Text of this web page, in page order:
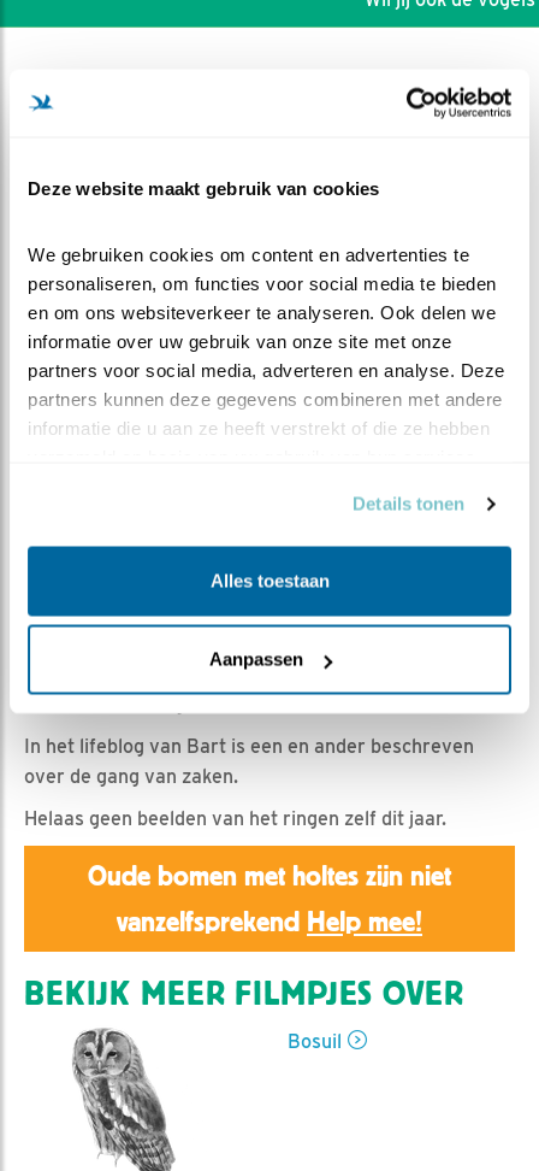
Deze website maakt gebruik van cookies
We gebruiken cookies om content en advertenties te
personaliseren, om functies voor social media te bieden
en om ons websiteverkeer te analyseren. Ook delen we
informatie over uw gebruik van onze site met onze
partners voor social media, adverteren en analyse. Deze
partners kunnen deze gegevens combineren met andere
informatie die u aan ze heeft verstrekt of die ze hebben
Details tonen
Alles toestaan
Aanpassen
DEEL DIT FILMPJE
Emil | Geplaatst op 7 april 2019, 10:25 | Vind ik leuk|
|
1239x
Gisteren werd het kuiken van de bosuil geringd.
dat er sprake was van een gezwollen gewricht. Vandaar
In het lifeblog van Bart is een en ander beschreven
over de gang van zaken.
Helaas geen beelden van het ringen zelf dit jaar.
Oude bomen met holtes zijn niet
vanzelfsprekend Help mee!
BEKIJK MEER FILMPJES OVER
Bosuil